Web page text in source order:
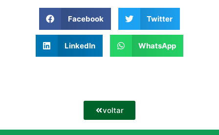
Facebook Twitter
LinkedIn WhatsApp
voltar